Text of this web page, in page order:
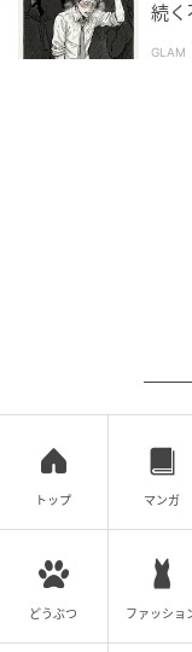
続く
GLAM
トップ マンガ
どうぶつ ファッショ